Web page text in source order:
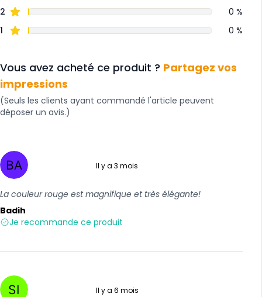
2
0 %
1
0 %
Vous avez acheté ce produit ? Partagez vos
impressions
(Seuls les clients ayant commandé l'article peuvent
déposer un avis.)
Il y a 3 mois
La couleur rouge est magnifique et très élégante!
Badih
Je recommande ce produit
Il y a 6 mois